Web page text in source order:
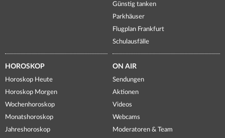
Günstig tanken
Parkhäuser
Flugplan Frankfurt
Schulausfälle
HOROSKOP
Horoskop Heute
Horoskop Morgen
Wochenhoroskop
Monatshoroskop
Jahreshoroskop
ON AIR
Sendungen
Aktionen
Videos
Webcams
Moderatoren & Team